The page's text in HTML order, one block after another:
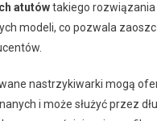
atutówtakiego rozwiązania
modeli, co pozwala
nastrzykiwarki mogą
i może służyć przez